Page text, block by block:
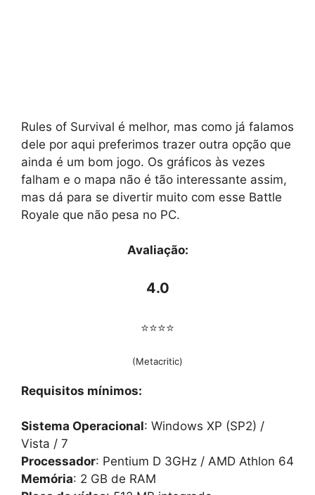
Rules of Survival é melhor, mas como já falamos
dele por aqui preferimos trazer outra opção que
ainda é um bom jogo. Os gráficos às vezes
falham e o mapa não é tão interessante assim,
mas dá para se divertir muito com esse Battle
Royale que não pesa no PC.
Avaliação:
4.0
⭐⭐⭐⭐
(Metacritic)
Requisitos mínimos:
Sistema Operacional: Windows XP (SP2) /
Vista / 7
Processador: Pentium D 3GHz / AMD Athlon 64
Memória: 2 GB de RAM